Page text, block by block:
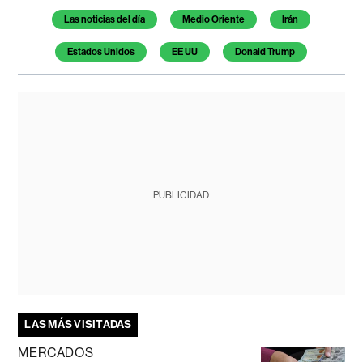
Temas de este artículo
Las noticias del día Medio Oriente Irán
Estados Unidos EE UU Donald Trump
PUBLICIDAD
LAS MÁS VISITADAS
MERCADOS